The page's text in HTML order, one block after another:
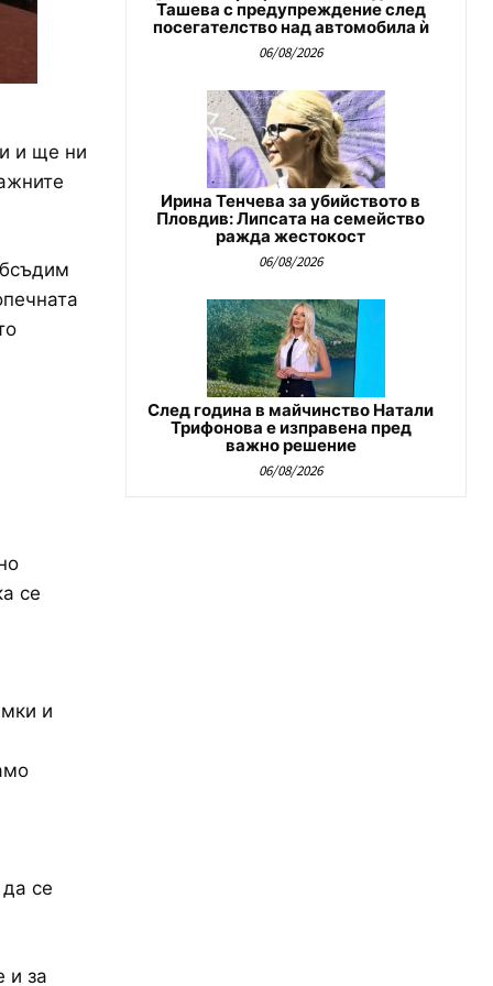
и ще ни
се
и
се
и за
Ташева с предупреждение след
посегателство над автомобила ѝ
06/08/2026
Ирина Тенчева за убийството в
Пловдив: Липсата на семейство
ражда жестокост
06/08/2026
След година в майчинство Натали
Трифонова е изправена пред
важно решение
06/08/2026